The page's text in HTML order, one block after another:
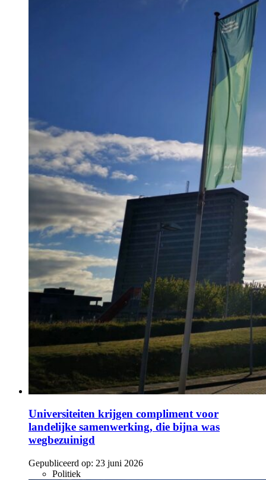
Universiteiten krijgen compliment voor
landelijke samenwerking, die bijna was
wegbezuinigd
Gepubliceerd op: 23 juni 2026
Politiek